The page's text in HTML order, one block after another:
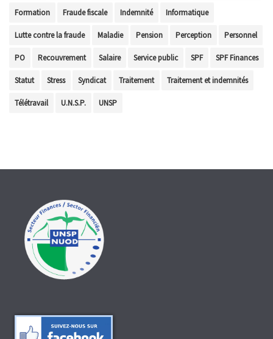
Formation Fraude fiscale Indemnité Informatique
Lutte contre la fraude Maladie Pension Perception Personnel
PO Recouvrement Salaire Service public SPF SPF Finances
Statut Stress Syndicat Traitement Traitement et indemnités
Télétravail U.N.S.P. UNSP